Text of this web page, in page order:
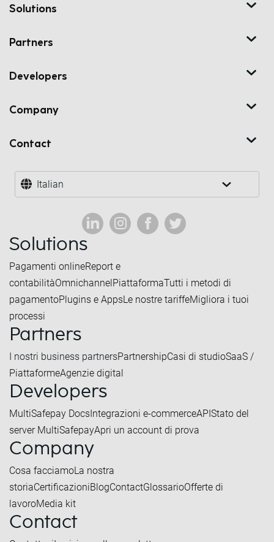
Solutions
Partners
Developers
Company
Contact
Italian
Solutions
Pagamenti onlineReport e
contabilitàOmnichannelPiattaformaTutti i metodi di
pagamentoPlugins e AppsLe nostre tariffeMigliora i tuoi
processi
Partners
I nostri business partnersPartnershipCasi di studioSaaS /
PiattaformeAgenzie digital
Developers
MultiSafepay DocsIntegrazioni e-commerceAPIStato del
server MultiSafepayApri un account di prova
Company
Cosa facciamoLa nostra
storiaCertificazioniBlogContactGlossarioOfferte di
lavoroMedia kit
Contact